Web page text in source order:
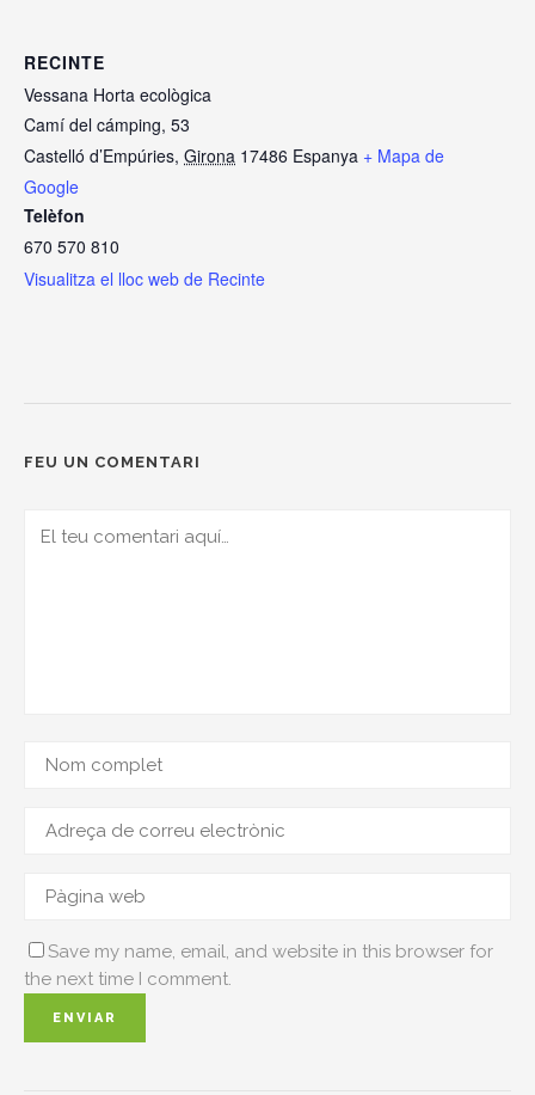
RECINTE
Vessana Horta ecològica
Camí del cámping, 53
Castelló d’Empúries, Girona 17486 Espanya + Mapa de
Google
Telèfon
670 570 810
Visualitza el lloc web de Recinte
FEU UN COMENTARI
Save my name, email, and website in this browser for
the next time I comment.